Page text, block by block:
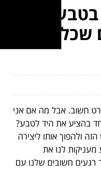
–
אחד
חשוב. אבל מה אם אני
בהציע את היד לטבע?
ולהפוך אותו ליצירה
מעניקות לנו את
רגעים חשובים שלנו עם